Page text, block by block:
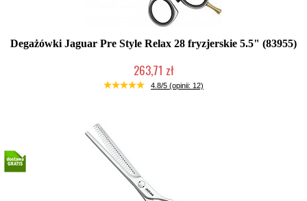
Degażówki Jaguar Pre Style Relax 28 fryzjerskie 5.5" (83955)
263,71 zł
Duża ilość (wysyłka w 24h)
4.8/5 (opinii: 12)